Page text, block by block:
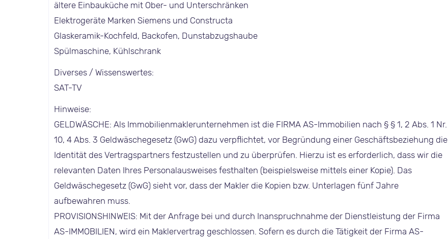
ältere Einbauküche mit Ober- und Unterschränken
Elektrogeräte Marken Siemens und Constructa
Glaskeramik-Kochfeld, Backofen, Dunstabzugshaube
Spülmaschine, Kühlschrank
Diverses / Wissenswertes:
SAT-TV
Hinweise:
GELDWÄSCHE: Als Immobilienmaklerunternehmen ist die FIRMA AS-Immobilien nach § § 1, 2 Abs. 1 Nr.
10, 4 Abs. 3 Geldwäschegesetz (GwG) dazu verpflichtet, vor Begründung einer Geschäftsbeziehung die
Identität des Vertragspartners festzustellen und zu überprüfen. Hierzu ist es erforderlich, dass wir die
relevanten Daten Ihres Personalausweises festhalten (beispielsweise mittels einer Kopie). Das
Geldwäschegesetz (GwG) sieht vor, dass der Makler die Kopien bzw. Unterlagen fünf Jahre
aufbewahren muss.
PROVISIONSHINWEIS: Mit der Anfrage bei und durch Inanspruchnahme der Dienstleistung der Firma
AS-IMMOBILIEN, wird ein Maklervertrag geschlossen. Sofern es durch die Tätigkeit der Firma AS-